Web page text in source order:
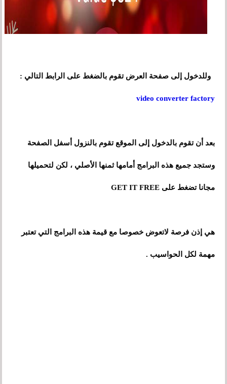
وللدخول إلى صفحة العرض تقوم بالضغط على الرابط التالي :
video converter factory
بعد أن تقوم بالدخول إلى الموقع تقوم بالنزول أسفل الصفحة
وستجد جميع هذه البرامج أمامها ثمنها الأصلي ، لكن لتحميلها
مجانا تضغط على GET IT FREE
هي إذن فرصة لاتعوض خصوصا مع قيمة هذه البرامج التي تعتبر
مهمة لكل الحواسيب .